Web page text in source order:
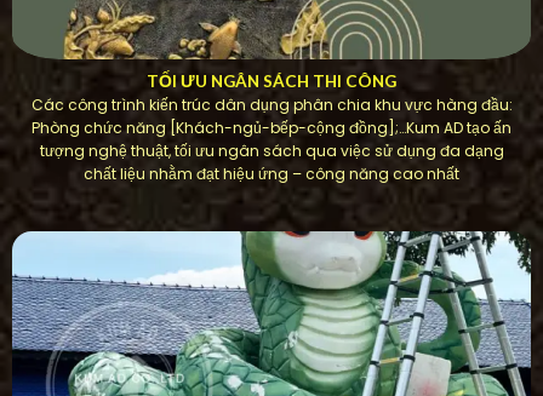
TỐI ƯU NGÂN SÁCH THI CÔNG
Các công trình kiến ​​trúc dân dụng phân chia khu vực hàng đầu:
Phòng chức năng [Khách-ngủ-bếp-cộng đồng];…Kum AD tạo ấn
tượng nghệ thuật, tối ưu ngân sách qua việc sử dụng đa dạng
chất liệu nhằm đạt hiệu ứng – công năng cao nhất